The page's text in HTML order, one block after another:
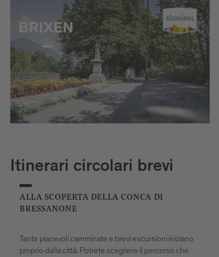
Itinerari circolari brevi
ALLA SCOPERTA DELLA CONCA DI
BRESSANONE
Tante piacevoli camminate e brevi escursioni iniziano
proprio dalla città. Potrete scegliere il percorso che